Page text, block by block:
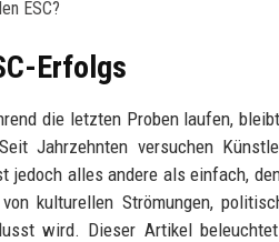
Erfolgs
die letzten Proben laufen,
Jahrzehnten versuchen
alles andere als einfach,
kulturellen Strömungen,
wird. Dieser Artikel